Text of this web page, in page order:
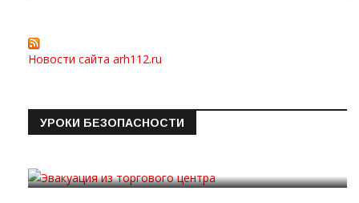
Новости сайта arh112.ru
УРОКИ БЕЗОПАСНОСТИ